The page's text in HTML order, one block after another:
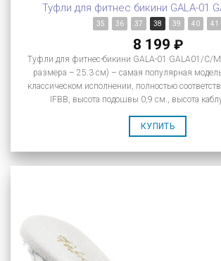
Туфли для фитнес бикини GALA-01
35 36 37 38 39 40 41
8 199 ₽
Туфли для фитнес-бикини GALA-01 GALA01/C/
размера – 25.3 см) – самая популярная
классическом исполнении, полностью
IFBB, высота подошвы 0,9 см., высота
КУПИТЬ